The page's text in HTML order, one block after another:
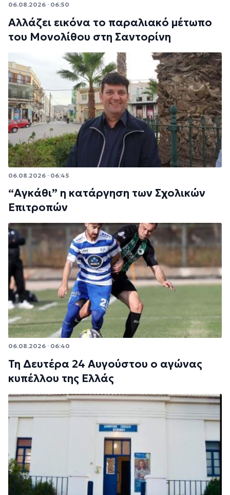
06.08.2026 · 06:50
Αλλάζει εικόνα το παραλιακό μέτωπο
του Μονολίθου στη Σαντορίνη
06.08.2026 · 06:45
“Αγκάθι” η κατάργηση των Σχολικών
Επιτροπών
06.08.2026 · 06:40
Τη Δευτέρα 24 Αυγούστου ο αγώνας
κυπέλλου της Ελλάς